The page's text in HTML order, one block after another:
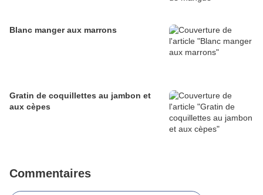
Blanc manger aux marrons
Gratin de coquillettes au jambon et
aux cèpes
Commentaires